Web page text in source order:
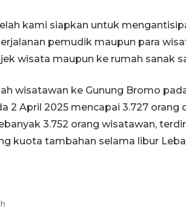
kami siapkan untuk
pemudik maupun para
wisata maupun ke rumah sanak
wisatawan ke Gunung Bromo
2 April 2025 mencapai 3.727 orang
3.752 orang wisatawan,
kuota tambahan selama libur